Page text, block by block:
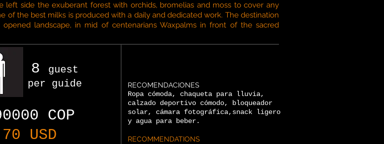
side the exuberant forest with orchids, bromelias and moss to cover any
of the best milks is produced with a daily and dedicated work. The destination
landscape, in mid of centenarians Waxpalms in front of the sacred
8
guest
per guide
RECOMENDACIONES
Ropa cómoda, chaqueta para lluvia,
calzado deportivo cómodo, bloqueador
solar, cámara fotográfica,snack ligero
y agua para beber.
RECOMMENDATIONS
COP
70 USD